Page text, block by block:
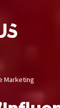
Marketing